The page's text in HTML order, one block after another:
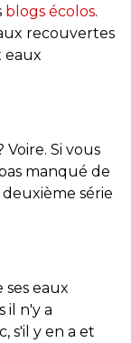
blogs écolos.
recouvertes
eaux
Si vous
manqué de
série
eaux
il n'y a
s'il y en a et